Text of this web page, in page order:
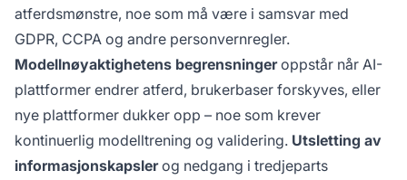
atferdsmønstre, noe som må være i samsvar med
GDPR, CCPA og andre personvernregler.
Modellnøyaktighetens begrensningeroppstår når AI-
plattformer endrer atferd, brukerbaser forskyves, eller
nye plattformer dukker opp – noe som krever
kontinuerlig modelltrening og validering. Utsletting av
informasjonskapslerog nedgang i tredjeparts